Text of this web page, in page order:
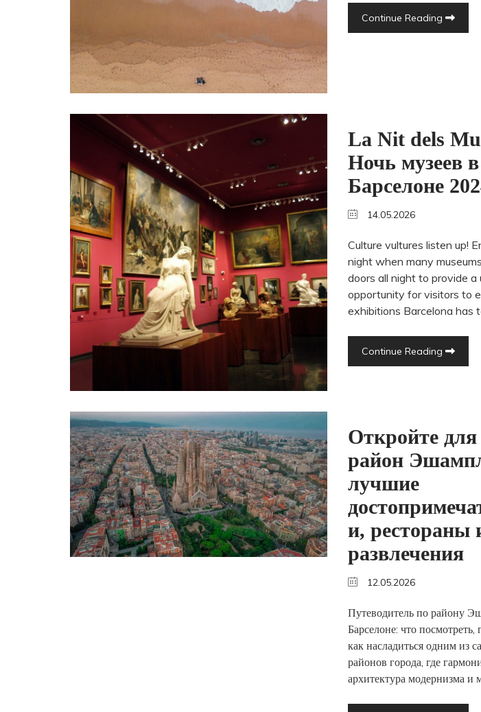
Continue Reading
La Nit dels
Ночь музеев в
Барселоне
14.05.2026
Culture vultures listen up!
night when many
doors all night to provide a
opportunity for visitors to
exhibitions Barcelona has
Continue Reading
Откройте для
район
лучшие
и, рестораны
развлечения
12.05.2026
Путеводитель по району
Барселоне: что посмотреть,
как насладиться одним из
районов города, где
архитектура модернизма и